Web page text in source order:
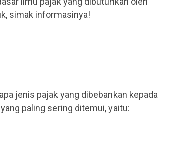
simak informasinya!
jenis pajak yang dibebankan kepada
paling sering ditemui, yaitu: